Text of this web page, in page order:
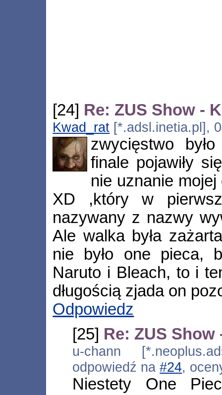
[24] Re: ZUS Show -
Kwad_rat [*.adsl.inetia.pl],
zwycięstwo
finale pojawiły
nie uznanie
XD ,który w
nazywany z nazwy
Ale walka była
nie było one pieca,
Naruto i Bleach, to i
długością zjada on
Odpowiedz
[25] Re: ZUS
u-chann
odpowiedź na#24,
Niestety One